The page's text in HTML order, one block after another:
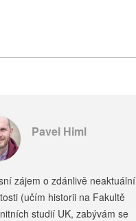
Pavel Himl
zájem o zdánlivě neaktuální
(učím historii na Fakultě
studií UK, zabývám se